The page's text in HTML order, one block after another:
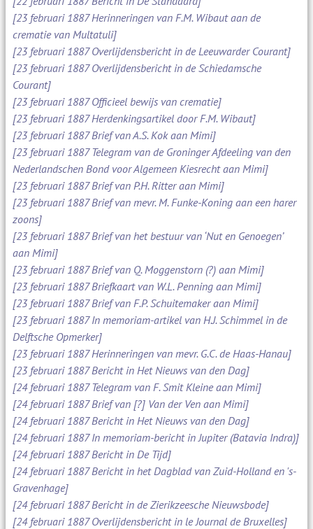
[23 februari 1887 Herinneringen van F.M. Wibaut aan de
crematie van Multatuli]
[23 februari 1887 Overlijdensbericht in de Leeuwarder Courant]
[23 februari 1887 Overlijdensbericht in de Schiedamsche
Courant]
[23 februari 1887 Officieel bewijs van crematie]
[23 februari 1887 Herdenkingsartikel door F.M. Wibaut]
[23 februari 1887 Brief van A.S. Kok aan Mimi]
[23 februari 1887 Telegram van de Groninger Afdeeling van den
Nederlandschen Bond voor Algemeen Kiesrecht aan Mimi]
[23 februari 1887 Brief van P.H. Ritter aan Mimi]
[23 februari 1887 Brief van mevr. M. Funke-Koning aan een harer
zoons]
[23 februari 1887 Brief van het bestuur van ‘Nut en Genoegen’
aan Mimi]
[23 februari 1887 Brief van Q. Moggenstorn (?) aan Mimi]
[23 februari 1887 Briefkaart van W.L. Penning aan Mimi]
[23 februari 1887 Brief van F.P. Schuitemaker aan Mimi]
[23 februari 1887 In memoriam-artikel van H.J. Schimmel in de
Delftsche Opmerker]
[23 februari 1887 Herinneringen van mevr. G.C. de Haas-Hanau]
[23 februari 1887 Bericht in Het Nieuws van den Dag]
[24 februari 1887 Telegram van F. Smit Kleine aan Mimi]
[24 februari 1887 Brief van [?] Van der Ven aan Mimi]
[24 februari 1887 Bericht in Het Nieuws van den Dag]
[24 februari 1887 In memoriam-bericht in Jupiter (Batavia Indra)]
[24 februari 1887 Bericht in De Tijd]
[24 februari 1887 Bericht in het Dagblad van Zuid-Holland en 's-
Gravenhage]
[24 februari 1887 Bericht in de Zierikzeesche Nieuwsbode]
[24 februari 1887 Overlijdensbericht in le Journal de Bruxelles]